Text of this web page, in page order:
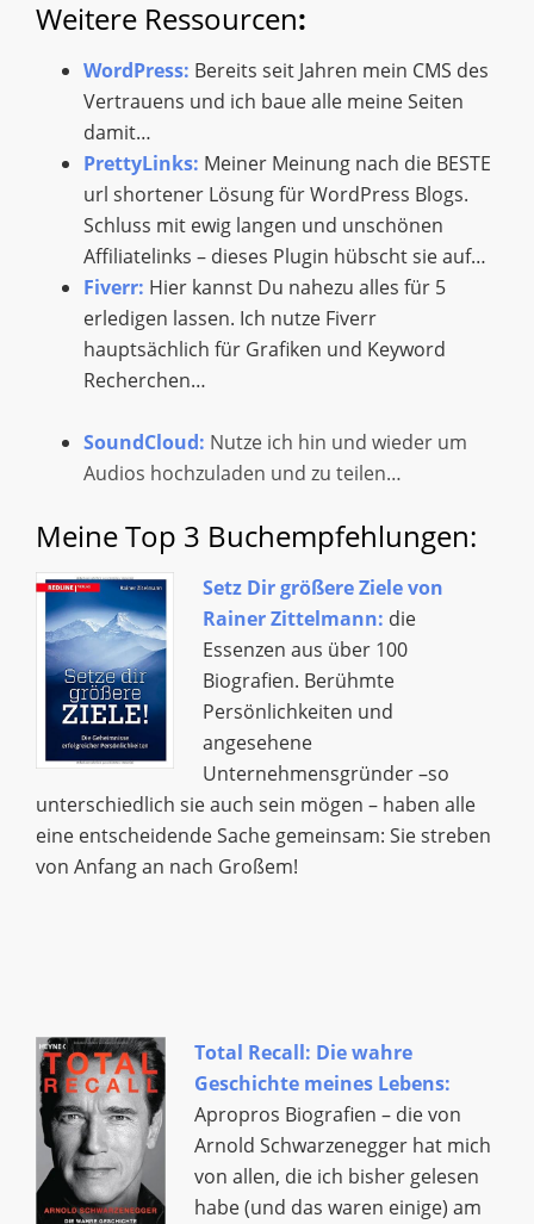
Weitere Ressourcen:
WordPress: Bereits seit Jahren mein CMS des
Vertrauens und ich baue alle meine Seiten
damit…
PrettyLinks: Meiner Meinung nach die BESTE
url shortener Lösung für WordPress Blogs.
Schluss mit ewig langen und unschönen
Affiliatelinks – dieses Plugin hübscht sie auf…
Fiverr: Hier kannst Du nahezu alles für 5
erledigen lassen. Ich nutze Fiverr
hauptsächlich für Grafiken und Keyword
Recherchen…
SoundCloud: Nutze ich hin und wieder um
Audios hochzuladen und zu teilen…
Meine Top 3 Buchempfehlungen:
Setz Dir größere Ziele von
Rainer Zittelmann: die
Essenzen aus über 100
Biografien. Berühmte
Persönlichkeiten und
angesehene
Unternehmensgründer –so
unterschiedlich sie auch sein mögen – haben alle
eine entscheidende Sache gemeinsam: Sie streben
von Anfang an nach Großem!
Total Recall: Die wahre
Geschichte meines Lebens:
Apropros Biografien – die von
Arnold Schwarzenegger hat mich
von allen, die ich bisher gelesen
habe (und das waren einige) am